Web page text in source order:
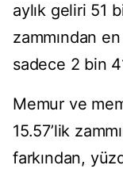
aylık geliri 51
zammından
sadece 2 bin
Memur ve
15.57’lik
farkından,